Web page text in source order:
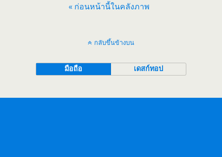
« ก่อนหน้านี้ในคลังภาพ
กลับขึ้นข้างบน
มือถือ เดสก์ทอป